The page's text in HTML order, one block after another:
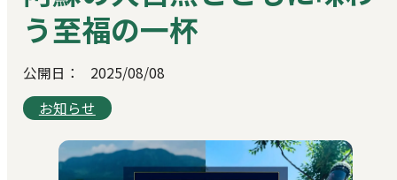
う至福の一杯
公開日：
2025/08/08
お知らせ